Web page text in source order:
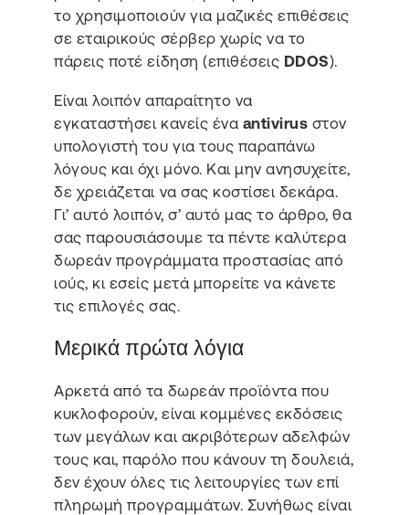
το χρησιμοποιούν για μαζικές επιθέσεις
σε εταιρικούς σέρβερ χωρίς να το
πάρεις ποτέ είδηση (επιθέσεις DDOS).
Είναι λοιπόν απαραίτητο να
εγκαταστήσει κανείς ένα antivirus στον
υπολογιστή του για τους παραπάνω
λόγους και όχι μόνο. Και μην ανησυχείτε,
δε χρειάζεται να σας κοστίσει δεκάρα.
Γι’ αυτό λοιπόν, σ’ αυτό μας το άρθρο, θα
σας παρουσιάσουμε τα πέντε καλύτερα
δωρεάν προγράμματα προστασίας από
ιούς, κι εσείς μετά μπορείτε να κάνετε
τις επιλογές σας.
Μερικά πρώτα λόγια
Αρκετά από τα δωρεάν προϊόντα που
κυκλοφορούν, είναι κομμένες εκδόσεις
των μεγάλων και ακριβότερων αδελφών
τους και, παρόλο που κάνουν τη δουλειά,
δεν έχουν όλες τις λειτουργίες των επί
πληρωμή προγραμμάτων. Συνήθως είναι